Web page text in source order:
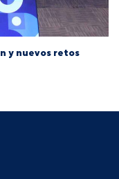
y nuevos retos